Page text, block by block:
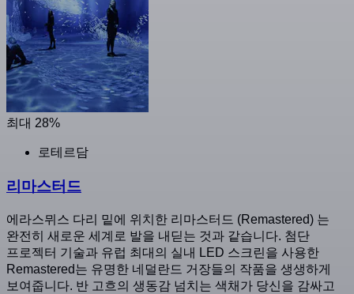
최대 28%
로테르담
리마스터드
에라스뮈스 다리 밑에 위치한 리마스터드 (Remastered) 는
완전히 새로운 세계로 발을 내딛는 것과 같습니다. 첨단
프로젝터 기술과 유럽 최대의 실내 LED 스크린을 사용한
Remastered는 유명한 네덜란드 거장들의 작품을 생생하게
보여줍니다. 반 고흐의 생동감 넘치는 색채가 당신을 감싸고